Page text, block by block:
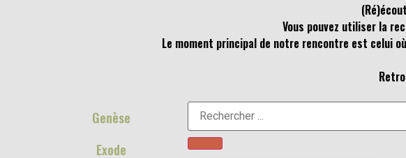
Vous pouvez utiliser la
Le moment principal de notre rencontre est celui
Genèse
Exode